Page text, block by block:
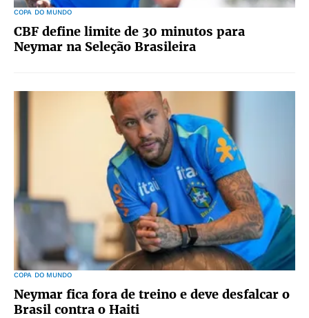
COPA DO MUNDO
CBF define limite de 30 minutos para
Neymar na Seleção Brasileira
COPA DO MUNDO
Neymar fica fora de treino e deve desfalcar o
Brasil contra o Haiti